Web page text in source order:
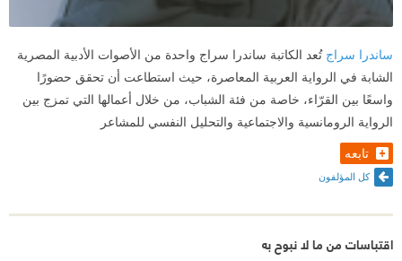
ساندرا سراج تُعد الكاتبة ساندرا سراج واحدة من الأصوات الأدبية المصرية
الشابة في الرواية العربية المعاصرة، حيث استطاعت أن تحقق حضورًا
واسعًا بين القرّاء، خاصة من فئة الشباب، من خلال أعمالها التي تمزج بين
الرواية الرومانسية والاجتماعية والتحليل النفسي للمشاعر
تابعه
كل المؤلفون
اقتباسات من ما لا نبوح به